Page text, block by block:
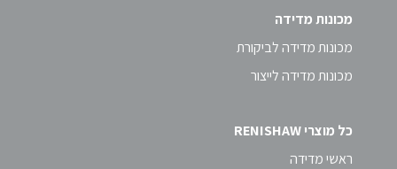
מכונות מדידה
מכונות מדידה לביקורת
מכונות מדידה לייצור
כל מוצרי RENISHAW
ראשי מדידה